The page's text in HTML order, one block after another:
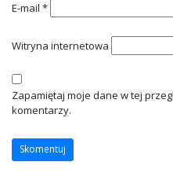
E-mail *
Witryna internetowa
Zapamiętaj moje dane w tej
komentarzy.